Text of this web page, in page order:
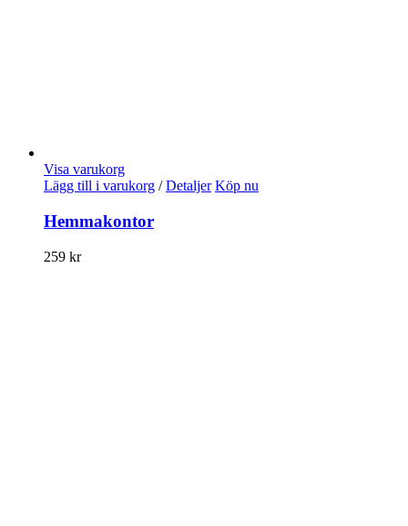
Visa varukorg
Lägg till i varukorg / Detaljer Köp nu
Hemmakontor
259 kr